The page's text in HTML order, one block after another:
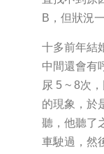
B，但狀況
十多前年結
中間還會有
尿 5 ~ 8次
的現象，於
聽，他聽了
車駛過，然